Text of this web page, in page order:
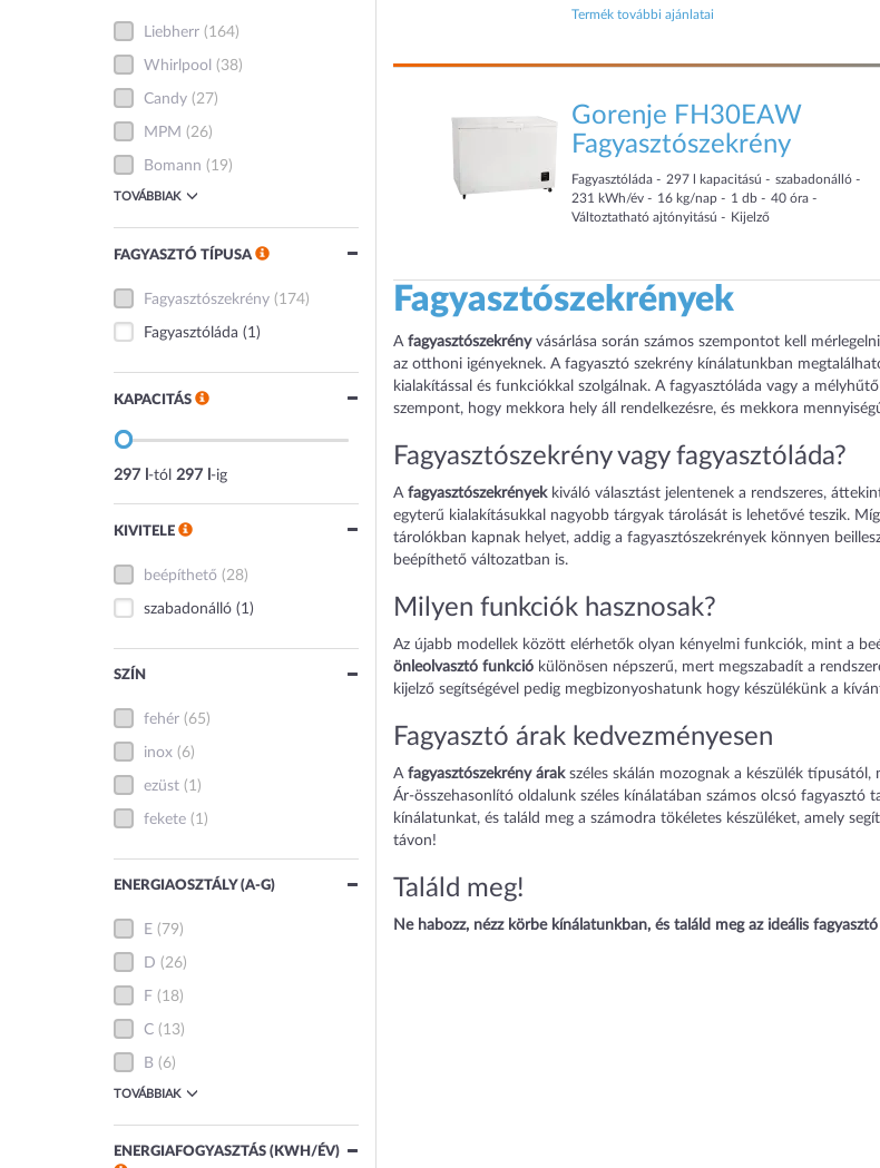
Liebherr (164)
Whirlpool (38)
Candy (27)
MPM (26)
Bomann (19)
TOVÁBBIAK
FAGYASZTÓ TÍPUSA
Fagyasztószekrény (174)
Fagyasztóláda (1)
KAPACITÁS
297 l -tól 297 l -ig
KIVITELE
beépíthető (28)
szabadonálló (1)
SZÍN
fehér (65)
inox (6)
ezüst (1)
fekete (1)
ENERGIAOSZTÁLY (A-G)
E (79)
D (26)
F (18)
C (13)
B (6)
TOVÁBBIAK
ENERGIAFOGYASZTÁS (KWH/ÉV)
elosztása és előállítása, valamint a csökkentett
energiafogyasztás h...
Termék további ajánlatai
Gorenje FH30EAW
Fagyasztószekrény
Fagyasztóláda 297 l kapacitású
szabadonálló
231 kWh/év 16 kg/nap 1 db 40 óra
Változtatható ajtónyitású
Kijelző
Fagyasztószekrények
Afagyasztószekrényvásárlása során számos szempontot kell
az otthoni igényeknek. A fagyasztó szekrény kínálatunkban
kialakítással és funkciókkal szolgálnak. A fagyasztóláda vagy a
szempont, hogy mekkora hely áll rendelkezésre, és mekkora
Fagyasztószekrény vagy fagyasztóláda?
Afagyasztószekrényekkiváló választást jelentenek a rendszeres,
egyterű kialakításukkal nagyobb tárgyak tárolását is lehetővé teszik.
tárolókban kapnak helyet, addig a fagyasztószekrények könnyen
beépíthető változatban is.
Milyen funkciók hasznosak?
Az újabb modellek között elérhetők olyan kényelmi funkciók, mint a
önleolvasztó funkció különösen népszerű, mert megszabadít a
kijelző segítségével pedig megbizonyoshatunk hogy készülékünk a
Fagyasztó árak kedvezményesen
Afagyasztószekrény árakszéles skálán mozognak a készülék
Ár-összehasonlító oldalunk széles kínálatában számos olcsó fagyasztó
kínálatunkat, és találd meg a számodra tökéletes készüléket, amely
távon!
Találd meg!
Ne habozz, nézz körbe kínálatunkban, és találd meg az ideális